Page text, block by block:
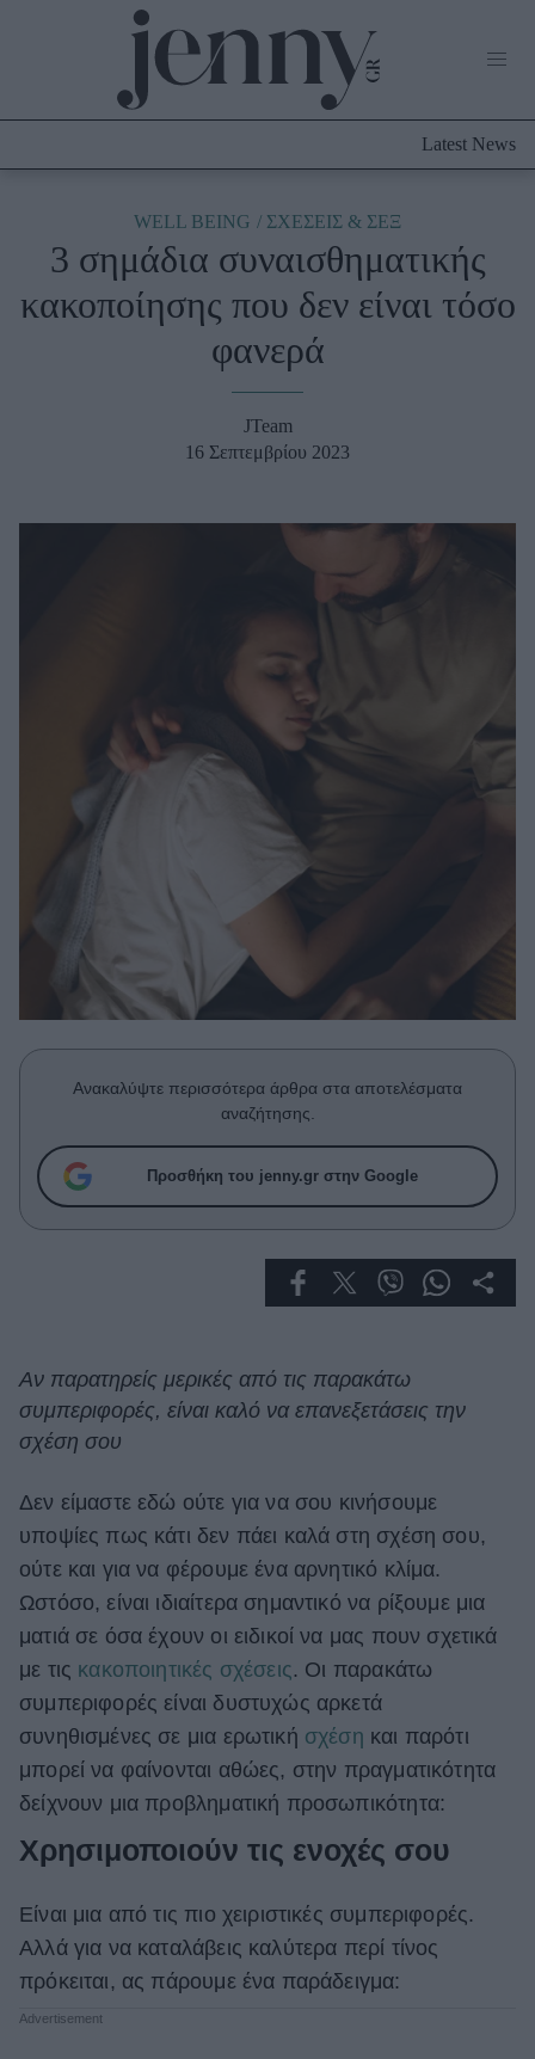
Culture
Fashion
Shopping
Μαλλιά - Νύχια
Υγεία + Διατροφή
Σχέσεις & Σεξ
Real Women
Πρόσωπα
Celebrities
True Stories
Ask the Guru
Success Stories
Living
Deco
Green
Αφιερώματα
ΒΟΞ
Χωρίς Ταμπέλες
Hautes Grecians
Γάμος
Latest News
WELL BEING ΣΧΕΣΕΙΣ & ΣΕΞ
3 σημάδια συναισθηματικής
κακοποίησης που δεν είναι τόσο
φανερά
JTeam
16 Σεπτεμβρίου 2023
Ανακαλύψτε περισσότερα άρθρα στα αποτελέσματα
αναζήτησης.
Προσθήκη του jenny.gr στην Google
Αν παρατηρείς μερικές από τις παρακάτω
συμπεριφορές, είναι καλό να επανεξετάσεις την
σχέση σου
Δεν είμαστε εδώ ούτε για να σου κινήσουμε
υποψίες πως κάτι δεν πάει καλά στη σχέση σου,
ούτε και για να φέρουμε ένα αρνητικό κλίμα.
Ωστόσο, είναι ιδιαίτερα σημαντικό να ρίξουμε μια
ματιά σε όσα έχουν οι ειδικοί να μας πουν σχετικά
με τις κακοποιητικές σχέσεις. Οι παρακάτω
συμπεριφορές είναι δυστυχώς αρκετά
συνηθισμένες σε μια ερωτική σχέση και παρότι
μπορεί να φαίνονται αθώες, στην πραγματικότητα
δείχνουν μια προβληματική προσωπικότητα:
Χρησιμοποιούν τις ενοχές σου
Είναι μια από τις πιο χειριστικές συμπεριφορές.
Αλλά για να καταλάβεις καλύτερα περί τίνος
πρόκειται, ας πάρουμε ένα παράδειγμα: